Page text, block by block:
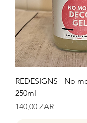
REDESIGNS - No
250ml
Preis
140,00 ZAR